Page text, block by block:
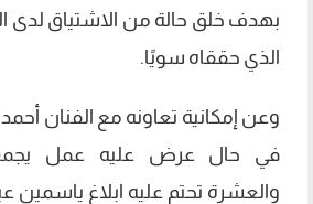
بهدف خلق حالة من الاشتياق لدى
الذي حققاه سويًا.
وعن إمكانية تعاونه مع الفنان
في حال عرض عليه عمل
والعشرة تحتم عليه ابلاغ ياسمين